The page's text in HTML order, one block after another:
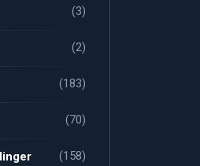
(3)
(2)
(183)
(70)
(158)